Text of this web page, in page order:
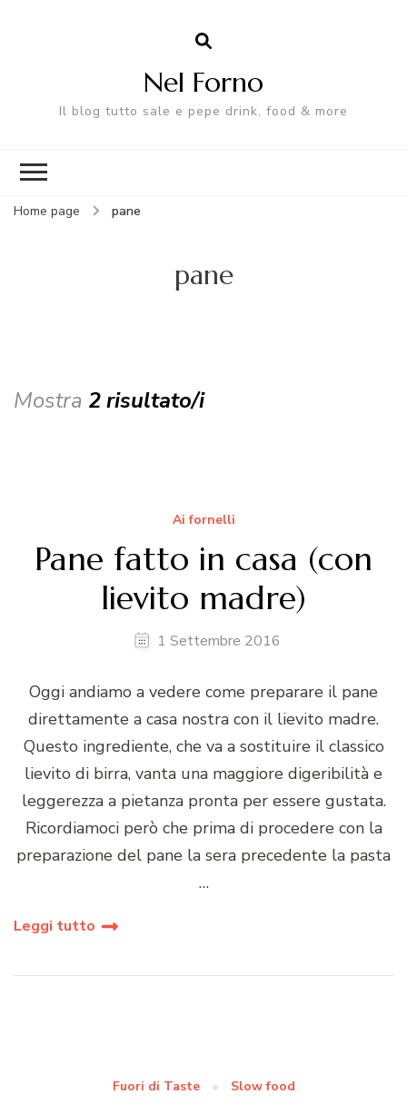
Nel Forno
Il blog tutto sale e pepe drink, food & more
Home page pane
pane
Mostra 2 risultato/i
Ai fornelli
Pane fatto in casa (con
lievito madre)
1 Settembre 2016
Oggi andiamo a vedere come preparare il pane
direttamente a casa nostra con il lievito madre.
Questo ingrediente, che va a sostituire il classico
lievito di birra, vanta una maggiore digeribilità e
leggerezza a pietanza pronta per essere gustata.
Ricordiamoci però che prima di procedere con la
preparazione del pane la sera precedente la pasta
…
Leggi tutto
Fuori di Taste Slow food